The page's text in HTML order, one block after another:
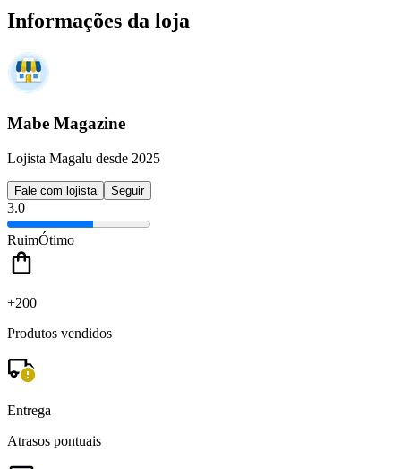
Informações da loja
Mabe Magazine
Lojista Magalu desde 2025
Fale com lojista Seguir
3.0
RuimÓtimo
+200
Produtos vendidos
Entrega
Atrasos pontuais